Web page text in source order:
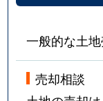
一般的な土
売却相談